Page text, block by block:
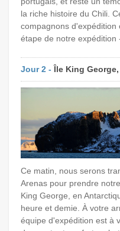
la riche histoire du Chili.
compagnons
étape de notre expédition
Jour 2 - Île King
Ce matin, nous serons
Arenas pour prendre
King George, en
heure et demie. À votre
équipe d'expédition est à